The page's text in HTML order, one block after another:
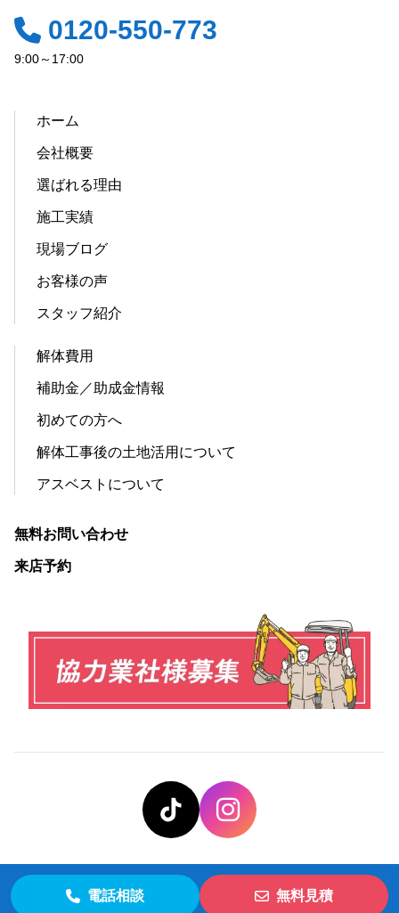
電話相談 無料見積
0120-550-773
9:00～17:00
ホーム
会社概要
選ばれる理由
施工実績
現場ブログ
お客様の声
スタッフ紹介
解体費用
補助金／助成金情報
初めての方へ
解体工事後の土地活用について
アスベストについて
無料お問い合わせ
来店予約
© 株式会社井手解体実業 All Rights Reserved.